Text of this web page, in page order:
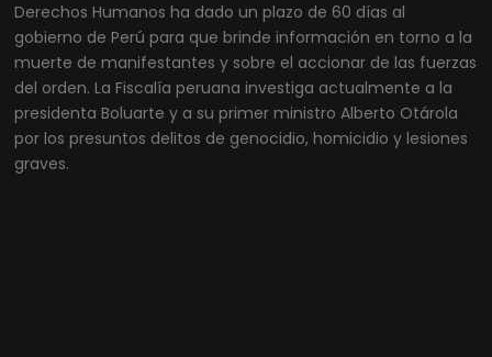
Derechos Humanos ha dado un plazo de 60 días al
gobierno de Perú para que brinde información en torno a la
muerte de manifestantes y sobre el accionar de las fuerzas
del orden. La Fiscalía peruana investiga actualmente a la
presidenta Boluarte y a su primer ministro Alberto Otárola
por los presuntos delitos de genocidio, homicidio y lesiones
graves.